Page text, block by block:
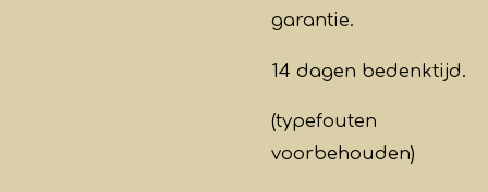
garantie.
14 dagen bedenktijd.
(typefouten
voorbehouden)